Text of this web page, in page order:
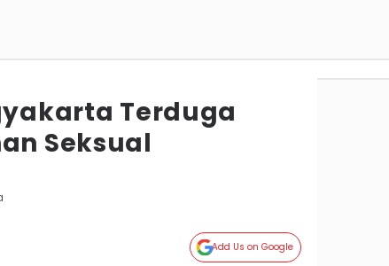
Terduga
Seksual
Add Us on Google